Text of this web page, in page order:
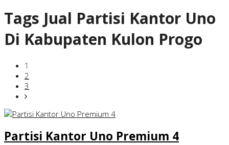
Tags Jual Partisi Kantor Uno
Di Kabupaten Kulon Progo
1
2
3
Partisi Kantor Uno Premium 4